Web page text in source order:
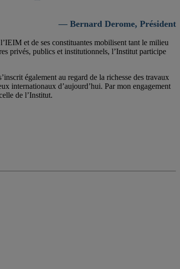
— Bernard Derome, Président
et de ses constituantes mobilisent tant le milieu
privés, publics et institutionnels, l’Institut participe
également au regard de la richesse des travaux
internationaux d’aujourd’hui. Par mon engagement
de l’Institut.